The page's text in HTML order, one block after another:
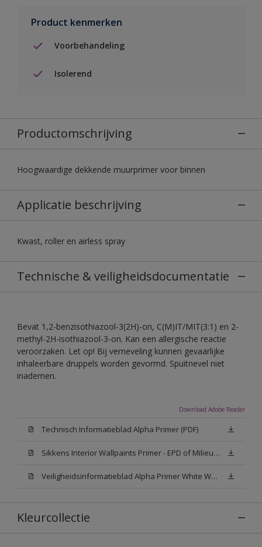
Product kenmerken
Voorbehandeling
Isolerend
Productomschrijving
Hoogwaardige dekkende muurprimer voor binnen
Applicatie beschrijving
Kwast, roller en airless spray
Technische & veiligheidsdocumentatie
Bevat 1,2-benzisothiazool-3(2H)-on, C(M)IT/MIT(3:1) en 2-
methyl-2H-isothiazool-3-on. Kan een allergische reactie
veroorzaken. Let op! Bij verneveling kunnen gevaarlijke
inhaleerbare druppels worden gevormd. Spuitnevel niet
inademen.
Download Adobe Reader
Technisch Informatieblad Alpha Primer (PDF)
Sikkens Interior Wallpaints Primer - EPD of Milieuproductverklaring
Veiligheidsinformatieblad Alpha Primer White W05 (MSDS)
Kleurcollectie